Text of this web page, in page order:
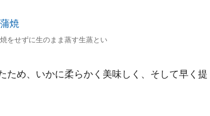
をせずに生のまま蒸す生蒸とい
ため、いかに柔らかく美味しく、そして早く提